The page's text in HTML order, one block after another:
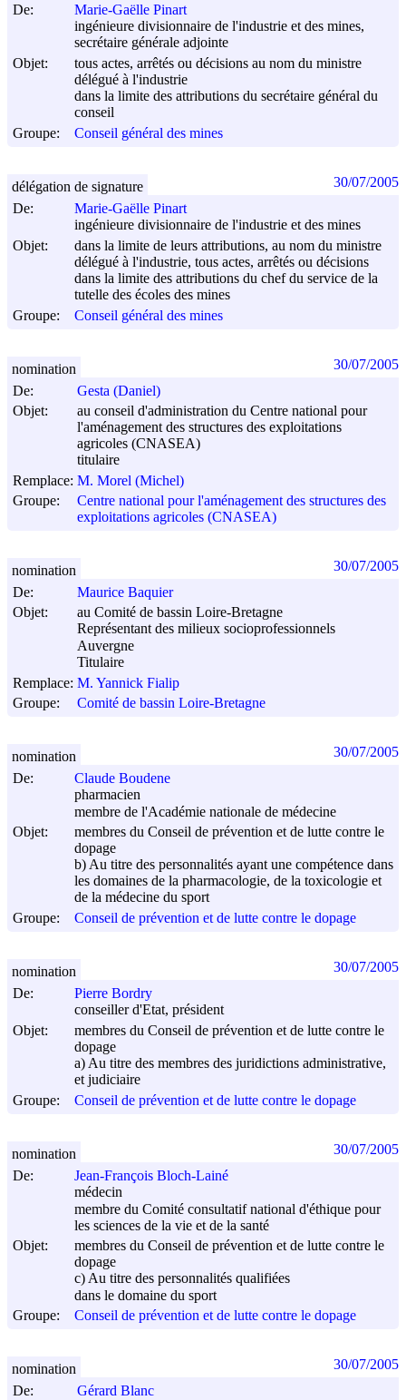
De:
Marie-Gaëlle Pinart
ingénieure divisionnaire de l'industrie et des mines,
secrétaire générale adjointe
Objet:
tous actes, arrêtés ou décisions au nom du ministre
délégué à l'industrie
dans la limite des attributions du secrétaire général du
conseil
Groupe:
Conseil général des mines
De:
Marie-Gaëlle Pinart
ingénieure divisionnaire de l'industrie et des mines
Objet:
dans la limite de leurs attributions, au nom du ministre
délégué à l'industrie, tous actes, arrêtés ou décisions
dans la limite des attributions du chef du service de la
tutelle des écoles des mines
Groupe:
Conseil général des mines
délégation de signature 30/07/2005
De:
Gesta (Daniel)
Objet:
au conseil d'administration du Centre national pour
l'aménagement des structures des exploitations
agricoles (CNASEA)
titulaire
Remplace: M. Morel (Michel)
Groupe:
Centre national pour l'aménagement des structures des
exploitations agricoles (CNASEA)
nomination 30/07/2005
De:
Maurice Baquier
Objet:
au Comité de bassin Loire-Bretagne
Représentant des milieux socioprofessionnels
Auvergne
Titulaire
Remplace: M. Yannick Fialip
Groupe:
Comité de bassin Loire-Bretagne
nomination 30/07/2005
De:
Claude Boudene
pharmacien
membre de l'Académie nationale de médecine
Objet:
membres du Conseil de prévention et de lutte contre le
dopage
b) Au titre des personnalités ayant une compétence dans
les domaines de la pharmacologie, de la toxicologie et
de la médecine du sport
Groupe:
Conseil de prévention et de lutte contre le dopage
nomination 30/07/2005
De:
Pierre Bordry
conseiller d'Etat, président
Objet:
membres du Conseil de prévention et de lutte contre le
dopage
a) Au titre des membres des juridictions administrative,
et judiciaire
Groupe:
Conseil de prévention et de lutte contre le dopage
nomination 30/07/2005
De:
Jean-François Bloch-Lainé
médecin
membre du Comité consultatif national d'éthique pour
les sciences de la vie et de la santé
Objet:
membres du Conseil de prévention et de lutte contre le
dopage
c) Au titre des personnalités qualifiées
dans le domaine du sport
Groupe:
Conseil de prévention et de lutte contre le dopage
nomination 30/07/2005
De: Gérard Blanc
nomination 30/07/2005